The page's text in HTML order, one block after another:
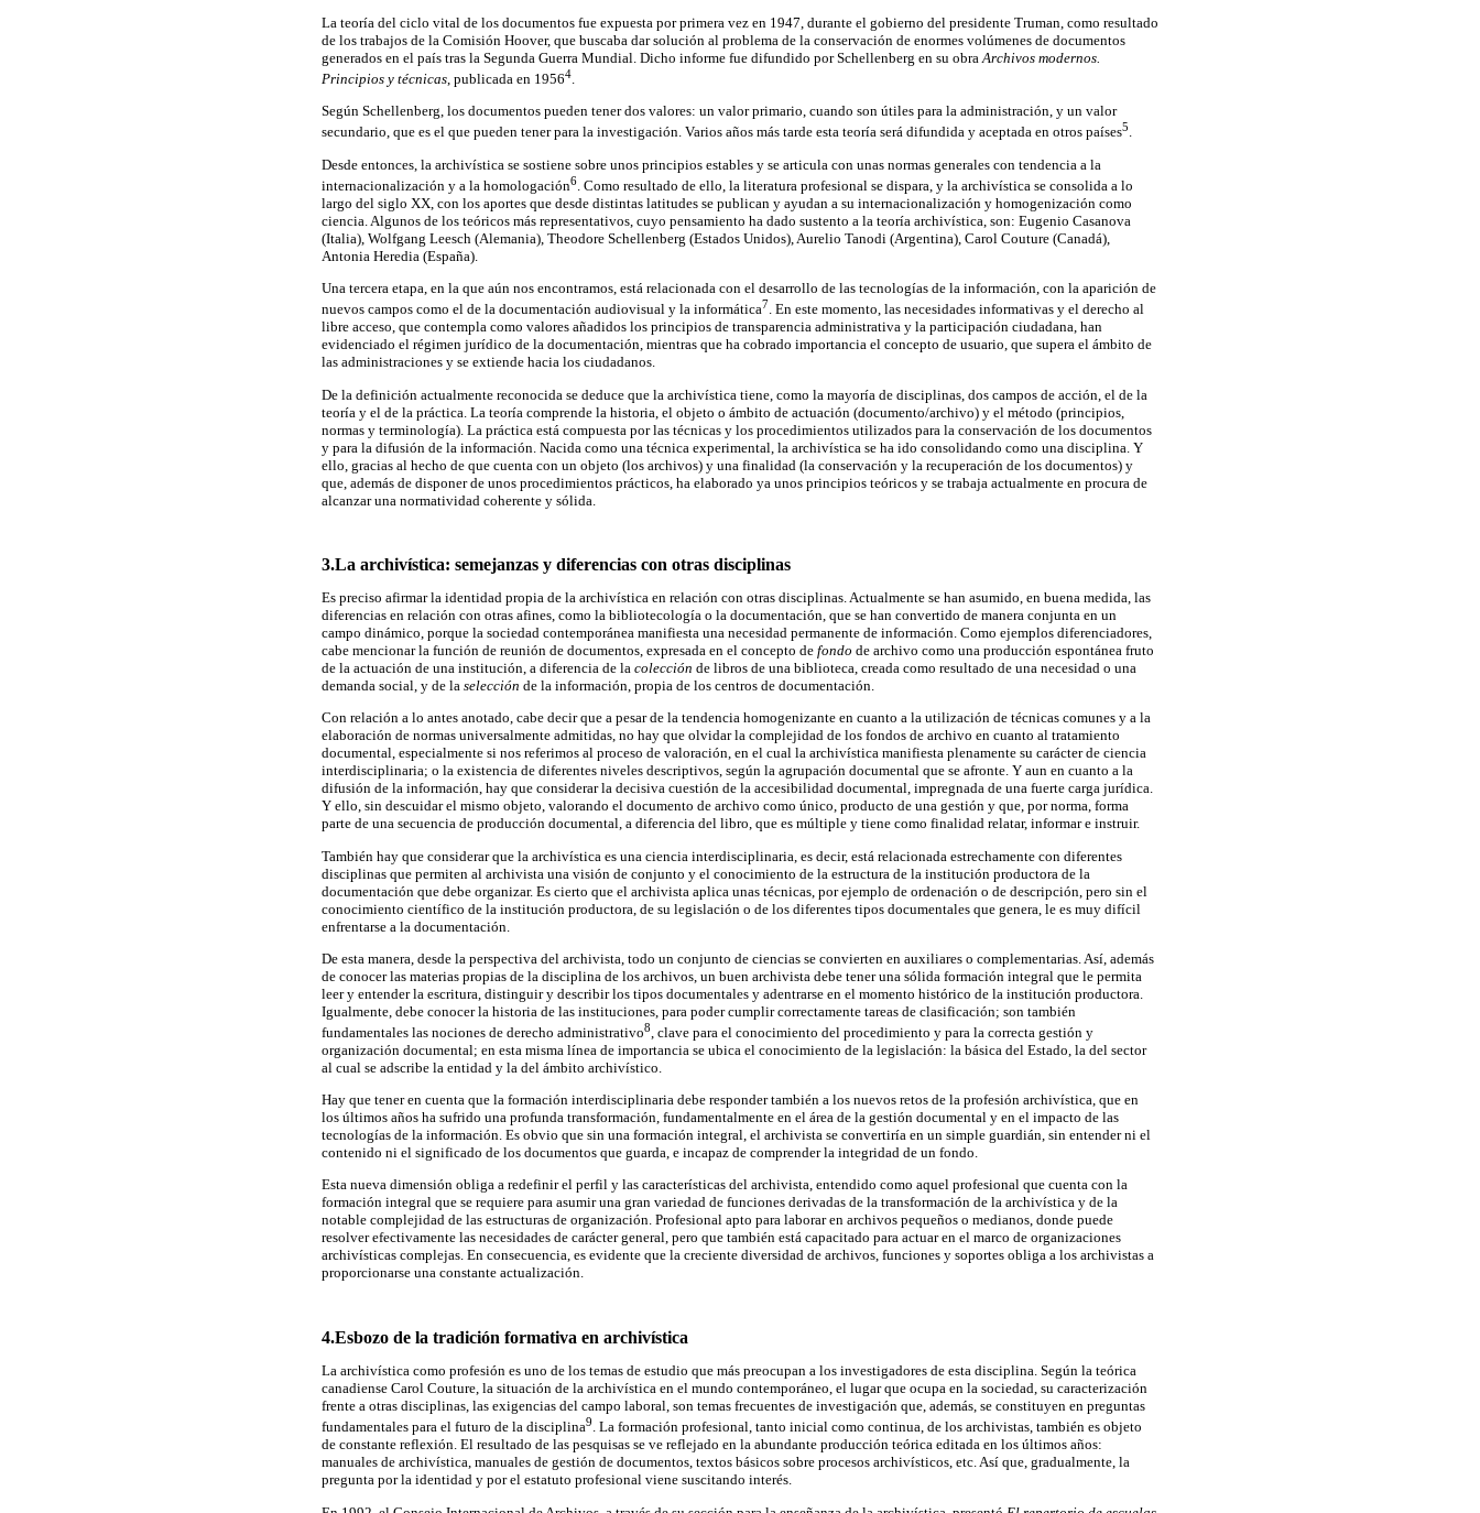
La teoría del ciclo vital de los documentos fue expuesta por primera vez en 1947, durante el gobierno del presidente Truman, como resultado
de los trabajos de la Comisión Hoover, que buscaba dar solución al problema de la conservación de enormes volúmenes de documentos
generados en el país tras la Segunda Guerra Mundial. Dicho informe fue difundido por Schellenberg en su obra Archivos modernos.
Principios y técnicas , publicada en 19564
Según Schellenberg, los documentos pueden tener dos valores: un valor primario, cuando son útiles para la administración, y un valor
secundario, que es el que pueden tener para la investigación. Varios años más tarde esta teoría será difundida y aceptada en otros países5.
Desde entonces, la archivística se sostiene sobre unos principios estables y se articula con unas normas generales con tendencia a la
internacionalización y a la homologación6 . Como resultado de ello, la literatura profesional se dispara, y la archivística se consolida a lo
largo del siglo XX, con los aportes que desde distintas latitudes se publican y ayudan a su internacionalización y homogenización como
ciencia. Algunos de los teóricos más representativos, cuyo pensamiento ha dado sustento a la teoría archivística, son: Eugenio Casanova
(Italia), Wolfgang Leesch (Alemania), Theodore Schellenberg (Estados Unidos), Aurelio Tanodi (Argentina), Carol Couture (Canadá),
Antonia Heredia (España).
Una tercera etapa, en la que aún nos encontramos, está relacionada con el desarrollo de las tecnologías de la información, con la aparición de
nuevos campos como el de la documentación audiovisual y la informática7. En este momento, las necesidades informativas y el derecho al
libre acceso, que contempla como valores añadidos los principios de transparencia administrativa y la participación ciudadana, han
evidenciado el régimen jurídico de la documentación, mientras que ha cobrado importancia el concepto de usuario, que supera el ámbito de
las administraciones y se extiende hacia los ciudadanos.
De la definición actualmente reconocida se deduce que la archivística tiene, como la mayoría de disciplinas, dos campos de acción, el de la
teoría y el de la práctica. La teoría comprende la historia, el objeto o ámbito de actuación (documento/archivo) y el método (principios,
normas y terminología). La práctica está compuesta por las técnicas y los procedimientos utilizados para la conservación de los documentos
y para la difusión de la información. Nacida como una técnica experimental, la archivística se ha ido consolidando como una disciplina. Y
ello, gracias al hecho de que cuenta con un objeto (los archivos) y una finalidad (la conservación y la recuperación de los documentos) y
que, además de disponer de unos procedimientos prácticos, ha elaborado ya unos principios teóricos y se trabaja actualmente en procura de
alcanzar una normatividad coherente y sólida.
3.La archivística: semejanzas y diferencias con otras disciplinas
Es preciso afirmar la identidad propia de la archivística en relación con otras disciplinas. Actualmente se han asumido, en buena medida, las
diferencias en relación con otras afines, como la bibliotecología o la documentación, que se han convertido de manera conjunta en un
campo dinámico, porque la sociedad contemporánea manifiesta una necesidad permanente de información. Como ejemplos diferenciadores,
cabe mencionar la función de reunión de documentos, expresada en el concepto de fondo de archivo como una producción espontánea fruto
de la actuación de una institución, a diferencia de la colección de libros de una biblioteca, creada como resultado de una necesidad o una
demanda social, y de la selección de la información, propia de los centros de documentación.
Con relación a lo antes anotado, cabe decir que a pesar de la tendencia homogenizante en cuanto a la utilización de técnicas comunes y a la
elaboración de normas universalmente admitidas, no hay que olvidar la complejidad de los fondos de archivo en cuanto al tratamiento
documental, especialmente si nos referimos al proceso de valoración, en el cual la archivística manifiesta plenamente su carácter de ciencia
interdisciplinaria; o la existencia de diferentes niveles descriptivos, según la agrupación documental que se afronte. Y aun en cuanto a la
difusión de la información, hay que considerar la decisiva cuestión de la accesibilidad documental, impregnada de una fuerte carga jurídica.
Y ello, sin descuidar el mismo objeto, valorando el documento de archivo como único, producto de una gestión y que, por norma, forma
parte de una secuencia de producción documental, a diferencia del libro, que es múltiple y tiene como finalidad relatar, informar e instruir.
También hay que considerar que la archivística es una ciencia interdisciplinaria, es decir, está relacionada estrechamente con diferentes
disciplinas que permiten al archivista una visión de conjunto y el conocimiento de la estructura de la institución productora de la
documentación que debe organizar. Es cierto que el archivista aplica unas técnicas, por ejemplo de ordenación o de descripción, pero sin el
conocimiento científico de la institución productora, de su legislación o de los diferentes tipos documentales que genera, le es muy difícil
enfrentarse a la documentación.
De esta manera, desde la perspectiva del archivista, todo un conjunto de ciencias se convierten en auxiliares o complementarias. Así, además
de conocer las materias propias de la disciplina de los archivos, un buen archivista debe tener una sólida formación integral que le permita
leer y entender la escritura, distinguir y describir los tipos documentales y adentrarse en el momento histórico de la institución productora.
Igualmente, debe conocer la historia de las instituciones, para poder cumplir correctamente tareas de clasificación; son también
fundamentales las nociones de derecho administrativo8, clave para el conocimiento del procedimiento y para la correcta gestión y
organización documental; en esta misma línea de importancia se ubica el conocimiento de la legislación: la básica del Estado, la del sector
al cual se adscribe la entidad y la del ámbito archivístico.
Hay que tener en cuenta que la formación interdisciplinaria debe responder también a los nuevos retos de la profesión archivística, que en
los últimos años ha sufrido una profunda transformación, fundamentalmente en el área de la gestión documental y en el impacto de las
tecnologías de la información. Es obvio que sin una formación integral, el archivista se convertiría en un simple guardián, sin entender ni el
contenido ni el significado de los documentos que guarda, e incapaz de comprender la integridad de un fondo.
Esta nueva dimensión obliga a redefinir el perfil y las características del archivista, entendido como aquel profesional que cuenta con la
formación integral que se requiere para asumir una gran variedad de funciones derivadas de la transformación de la archivística y de la
notable complejidad de las estructuras de organización. Profesional apto para laborar en archivos pequeños o medianos, donde puede
resolver efectivamente las necesidades de carácter general, pero que también está capacitado para actuar en el marco de organizaciones
archivísticas complejas. En consecuencia, es evidente que la creciente diversidad de archivos, funciones y soportes obliga a los archivistas a
proporcionarse una constante actualización.
4.Esbozo de la tradición formativa en archivística
La archivística como profesión es uno de los temas de estudio que más preocupan a los investigadores de esta disciplina. Según la teórica
canadiense Carol Couture, la situación de la archivística en el mundo contemporáneo, el lugar que ocupa en la sociedad, su caracterización
frente a otras disciplinas, las exigencias del campo laboral, son temas frecuentes de investigación que, además, se constituyen en preguntas
fundamentales para el futuro de la disciplina9. La formación profesional, tanto inicial como continua, de los archivistas, también es objeto
de constante reflexión. El resultado de las pesquisas se ve reflejado en la abundante producción teórica editada en los últimos años:
manuales de archivística, manuales de gestión de documentos, textos básicos sobre procesos archivísticos, etc. Así que, gradualmente, la
pregunta por la identidad y por el estatuto profesional viene suscitando interés.